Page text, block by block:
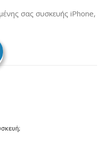
σας συσκευής iPhone,